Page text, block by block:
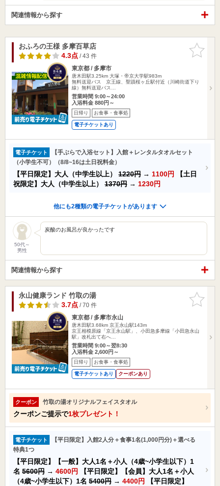
関連情報から探す
お気に入
りに追加
おふろの王様 多摩百草店
4.3点/ 43 件
東京都 / 多摩市
唐木田駅3.25km 大塚・帝京大学駅983m
無料送迎バス 京王線、聖蹟桜ヶ丘駅付近（川崎街道下り
線）無料送迎バス…
営業時間 9:00～24:00
入浴料金 880円～
日帰り お食事・食事処
電子チケットあり
電子チケット
【手ぶらで入浴セット】入館＋レンタルタオルセット
（小学生不可）（8/8~16は土日祝料金）
【平日限定】大人（中学生以上） 1220円 → 1100円
【土日
祝限定】大人（中学生以上） 1370円 → 1230円
他にも2種類の電子チケットがあります
50代～
男性
炭酸のお風呂が良かったです
関連情報から探す
お気に入
りに追加
永山健康ランド 竹取の湯
3.7点/ 70 件
東京都 / 多摩市永山
唐木田駅3.68km 京王永山駅143m
京王相模原線「京王永山駅」、小田急多摩線「小田急永山
駅」改札出て右へ…
営業時間 9:00～翌8:30
入浴料金 2,600円～
日帰り お食事・食事処
電子チケットあり クーポンあり
クーポン 竹取の湯オリジナルフェイスタオル
クーポンご提示で1枚プレゼント！
電子チケット
【平日限定】入館2人分＋食事1名(1,000円分)＋選べる
特典1つ
【平日限定】【一般】大人1名＋小人（4歳~小学生以下）1
名 5600円 → 4600円
【平日限定】【会員】大人1名＋小人
（4歳~小学生以下）1名 5400円 → 4400円
【平日限定】